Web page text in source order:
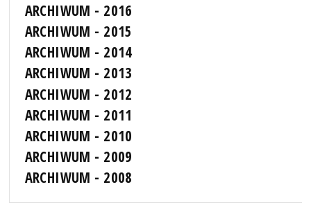
ARCHIWUM - 2016
ARCHIWUM - 2015
ARCHIWUM - 2014
ARCHIWUM - 2013
ARCHIWUM - 2012
ARCHIWUM - 2011
ARCHIWUM - 2010
ARCHIWUM - 2009
ARCHIWUM - 2008